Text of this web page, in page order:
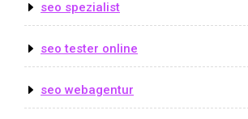
seo spezialist
seo tester online
seo webagentur